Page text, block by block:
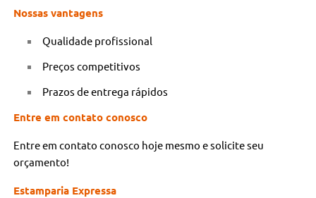
Nossas vantagens
Qualidade profissional
Preços competitivos
Prazos de entrega rápidos
Entre em contato conosco
Entre em contato conosco hoje mesmo e solicite seu
orçamento!
Estamparia Expressa